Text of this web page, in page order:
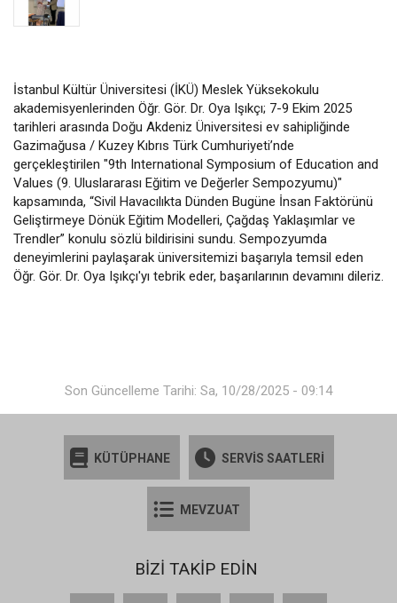
İstanbul Kültür Üniversitesi (İKÜ) Meslek Yüksekokulu
akademisyenlerinden Öğr. Gör. Dr. Oya Işıkçı; 7-9 Ekim 2025
tarihleri arasında Doğu Akdeniz Üniversitesi ev sahipliğinde
Gazimağusa / Kuzey Kıbrıs Türk Cumhuriyeti’nde
gerçekleştirilen "9th International Symposium of Education and
Values (9. Uluslararası Eğitim ve Değerler Sempozyumu)"
kapsamında, “Sivil Havacılıkta Dünden Bugüne İnsan Faktörünü
Geliştirmeye Dönük Eğitim Modelleri, Çağdaş Yaklaşımlar ve
Trendler” konulu sözlü bildirisini sundu. Sempozyumda
deneyimlerini paylaşarak üniversitemizi başarıyla temsil eden
Öğr. Gör. Dr. Oya Işıkçı'yı tebrik eder, başarılarının devamını dileriz.
Son Güncelleme Tarihi: Sa, 10/28/2025 - 09:14
KÜTÜPHANE SERVİS SAATLERİ
MEVZUAT
BİZİ TAKİP EDİN